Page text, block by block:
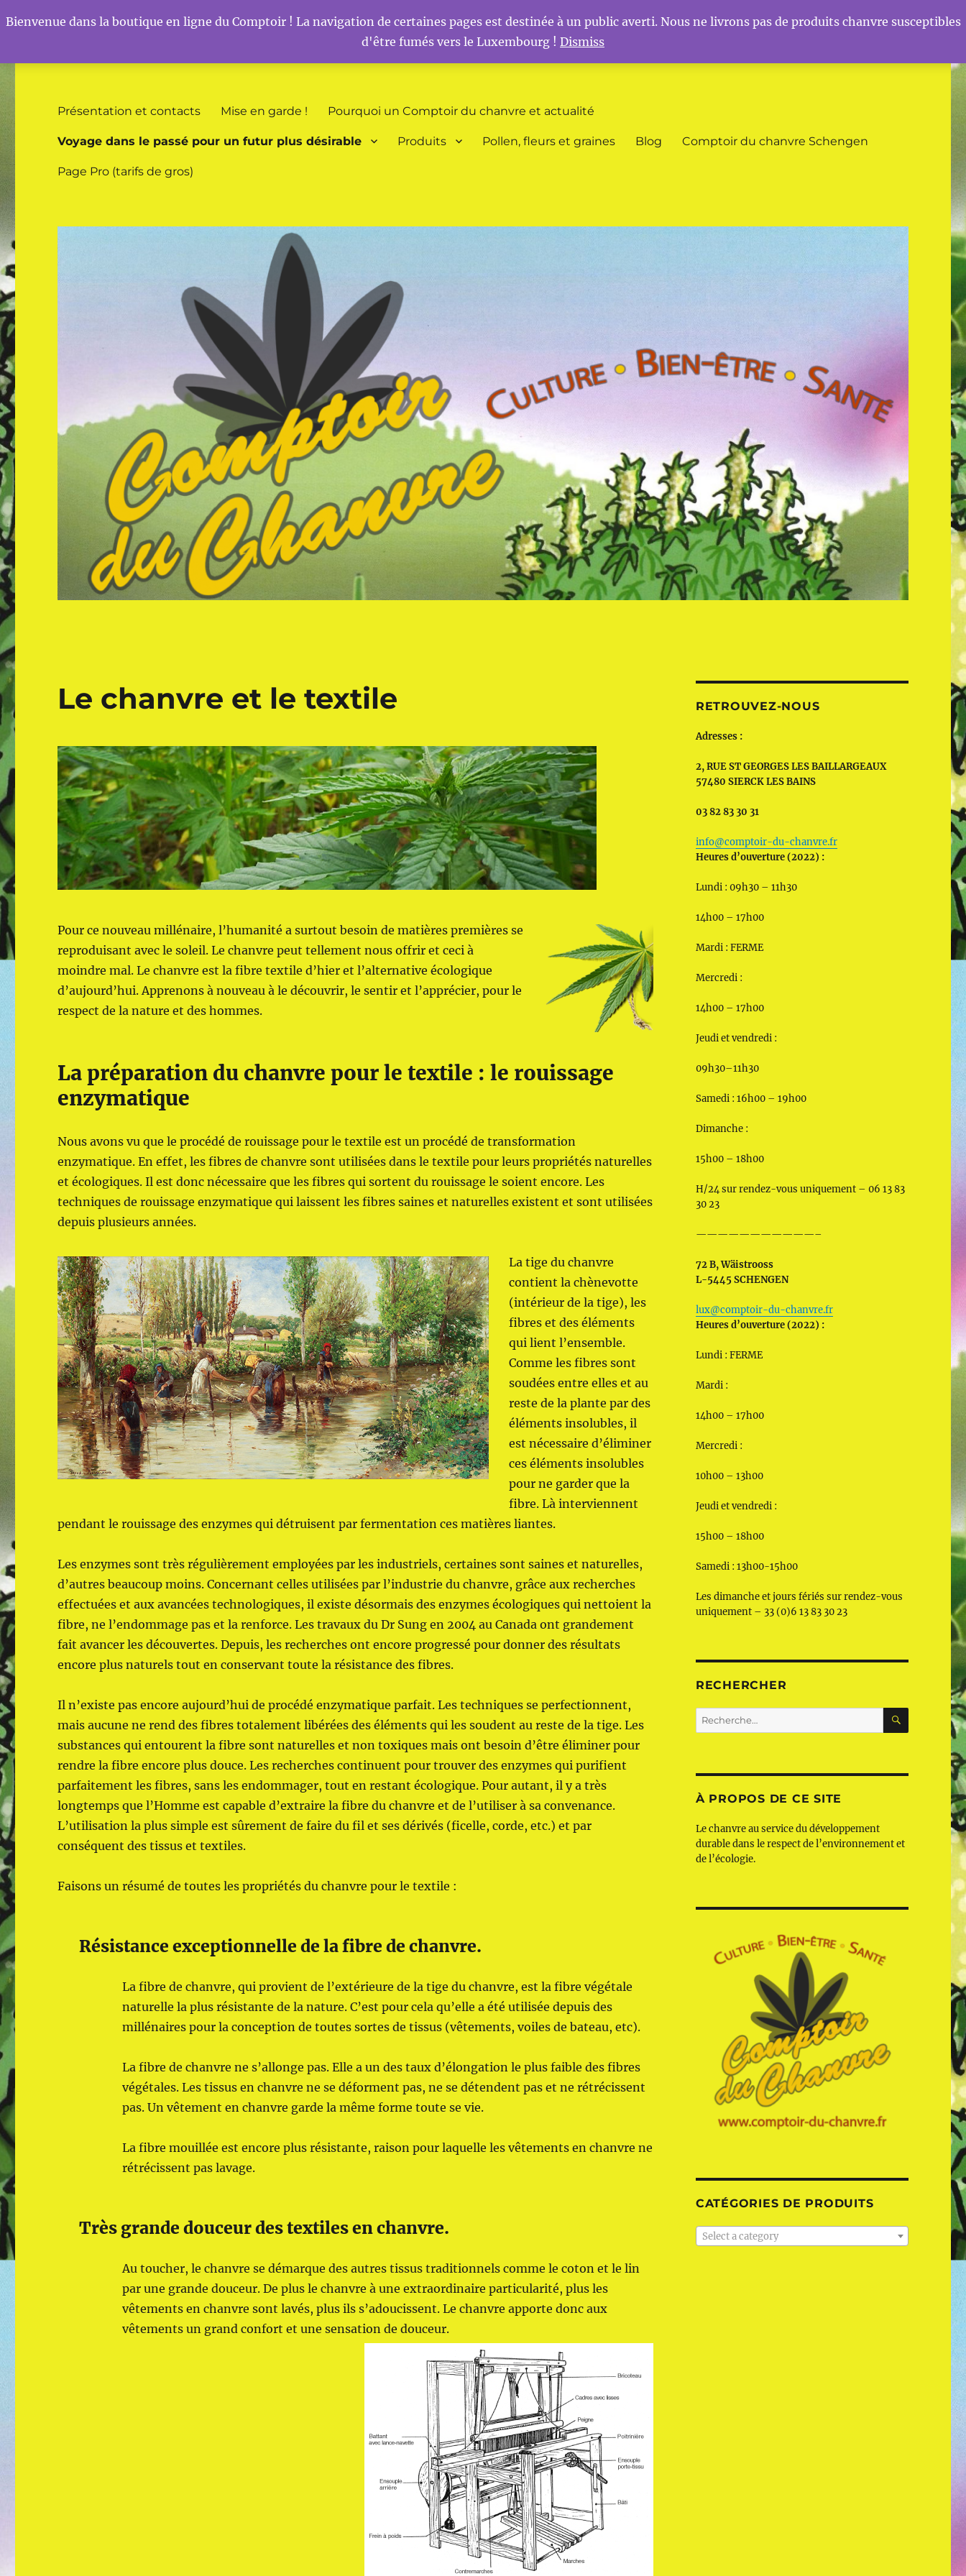
Présentation et contacts Mise en garde ! Pourquoi un Comptoir du chanvre et actualité
Voyage dans le passé pour un futur plus désirable Produits Pollen, fleurs et graines Blog Comptoir du chanvre Schengen
Page Pro (tarifs de gros)
Le chanvre et le textile
Pour ce nouveau millénaire, l’humanité a surtout besoin de matières premières se
reproduisant avec le soleil. Le chanvre peut tellement nous offrir et ceci à
moindre mal. Le chanvre est la fibre textile d’hier et l’alternative écologique
d’aujourd’hui. Apprenons à nouveau à le découvrir, le sentir et l’apprécier, pour le
respect de la nature et des hommes.
La préparation du chanvre pour le textile : le rouissage
enzymatique
Nous avons vu que le procédé de rouissage pour le textile est un procédé de transformation
enzymatique. En effet, les fibres de chanvre sont utilisées dans le textile pour leurs propriétés naturelles
et écologiques. Il est donc nécessaire que les fibres qui sortent du rouissage le soient encore. Les
techniques de rouissage enzymatique qui laissent les fibres saines et naturelles existent et sont utilisées
depuis plusieurs années.
La tige du chanvre
contient la chènevotte
(intérieur de la tige), les
fibres et des éléments
qui lient l’ensemble.
Comme les fibres sont
soudées entre elles et au
reste de la plante par des
éléments insolubles, il
est nécessaire d’éliminer
ces éléments insolubles
pour ne garder que la
fibre. Là interviennent
pendant le rouissage des enzymes qui détruisent par fermentation ces matières liantes.
Les enzymes sont très régulièrement employées par les industriels, certaines sont saines et naturelles,
d’autres beaucoup moins. Concernant celles utilisées par l’industrie du chanvre, grâce aux recherches
effectuées et aux avancées technologiques, il existe désormais des enzymes écologiques qui nettoient la
fibre, ne l’endommage pas et la renforce. Les travaux du Dr Sung en 2004 au Canada ont grandement
fait avancer les découvertes. Depuis, les recherches ont encore progressé pour donner des résultats
encore plus naturels tout en conservant toute la résistance des fibres.
Il n’existe pas encore aujourd’hui de procédé enzymatique parfait. Les techniques se perfectionnent,
mais aucune ne rend des fibres totalement libérées des éléments qui les soudent au reste de la tige. Les
substances qui entourent la fibre sont naturelles et non toxiques mais ont besoin d’être éliminer pour
rendre la fibre encore plus douce. Les recherches continuent pour trouver des enzymes qui purifient
parfaitement les fibres, sans les endommager, tout en restant écologique. Pour autant, il y a très
longtemps que l’Homme est capable d’extraire la fibre du chanvre et de l’utiliser à sa convenance.
L’utilisation la plus simple est sûrement de faire du fil et ses dérivés (ficelle, corde, etc.) et par
conséquent des tissus et textiles.
Faisons un résumé de toutes les propriétés du chanvre pour le textile :
Résistance exceptionnelle de la fibre de chanvre.
La fibre de chanvre, qui provient de l’extérieure de la tige du chanvre, est la fibre végétale
naturelle la plus résistante de la nature. C’est pour cela qu’elle a été utilisée depuis des
millénaires pour la conception de toutes sortes de tissus (vêtements, voiles de bateau, etc).
La fibre de chanvre ne s’allonge pas. Elle a un des taux d’élongation le plus faible des fibres
végétales. Les tissus en chanvre ne se déforment pas, ne se détendent pas et ne rétrécissent
pas. Un vêtement en chanvre garde la même forme toute se vie.
La fibre mouillée est encore plus résistante, raison pour laquelle les vêtements en chanvre ne
rétrécissent pas lavage.
Très grande douceur des textiles en chanvre.
Au toucher, le chanvre se démarque des autres tissus traditionnels comme le coton et le lin
par une grande douceur. De plus le chanvre à une extraordinaire particularité, plus les
vêtements en chanvre sont lavés, plus ils s’adoucissent. Le chanvre apporte donc aux
vêtements un grand confort et une sensation de douceur.
RETROUVEZ-NOUS
Adresses :
2, RUE ST GEORGES LES BAILLARGEAUX
57480 SIERCK LES BAINS
03 82 83 30 31
info@comptoir-du-chanvre.fr
Heures d’ouverture (2022) :
Lundi : 09h30 – 11h30
14h00 – 17h00
Mardi : FERME
Mercredi :
14h00 – 17h00
Jeudi et vendredi :
09h30–11h30
Samedi : 16h00 – 19h00
Dimanche :
15h00 – 18h00
H/24 sur rendez-vous uniquement – 06 13 83
30 23
———————————–
72 B, Wäistrooss
L-5445 SCHENGEN
lux@comptoir-du-chanvre.fr
Heures d’ouverture (2022) :
Lundi : FERME
Mardi :
14h00 – 17h00
Mercredi :
10h00 – 13h00
Jeudi et vendredi :
15h00 – 18h00
Samedi : 13h00-15h00
Les dimanche et jours fériés sur rendez-vous
uniquement – 33 (0)6 13 83 30 23
RECHERCHER
Recherche
pour :
À PROPOS DE CE SITE
Le chanvre au service du développement
durable dans le respect de l’environnement et
de l’écologie.
CATÉGORIES DE PRODUITS
Select a category
Bienvenue dans la boutique en ligne du Comptoir ! La navigation de certaines pages est destinée à un public averti. Nous ne livrons pas de produits chanvre susceptibles
d'être fumés vers le Luxembourg ! Dismiss